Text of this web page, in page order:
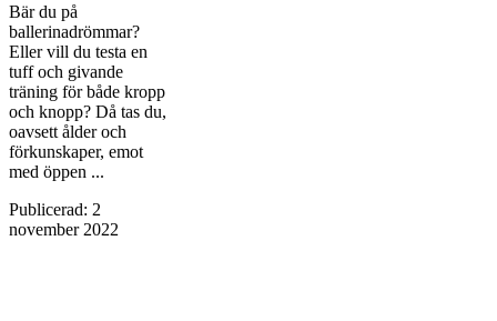
Bär du på
ballerinadrömmar?
Eller vill du testa en
tuff och givande
träning för både kropp
och knopp? Då tas du,
oavsett ålder och
förkunskaper, emot
med öppen ...
Publicerad: 2
november 2022